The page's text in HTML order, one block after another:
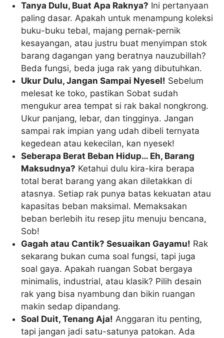
Tanya Dulu, Buat Apa Raknya? Ini pertanyaan
paling dasar. Apakah untuk menampung koleksi
buku-buku tebal, majang pernak-pernik
kesayangan, atau justru buat menyimpan stok
barang dagangan yang beratnya nauzubillah?
Beda fungsi, beda juga rak yang dibutuhkan.
Ukur Dulu, Jangan Sampai Nyesel! Sebelum
melesat ke toko, pastikan Sobat sudah
mengukur area tempat si rak bakal nongkrong.
Ukur panjang, lebar, dan tingginya. Jangan
sampai rak impian yang udah dibeli ternyata
kegedean atau kekecilan, kan nyesek!
Seberapa Berat Beban Hidup… Eh, Barang
Maksudnya? Ketahui dulu kira-kira berapa
total berat barang yang akan diletakkan di
atasnya. Setiap rak punya batas kekuatan atau
kapasitas beban maksimal. Memaksakan
beban berlebih itu resep jitu menuju bencana,
Sob!
Gagah atau Cantik? Sesuaikan Gayamu! Rak
sekarang bukan cuma soal fungsi, tapi juga
soal gaya. Apakah ruangan Sobat bergaya
minimalis, industrial, atau klasik? Pilih desain
rak yang bisa nyambung dan bikin ruangan
makin sedap dipandang.
Soal Duit, Tenang Aja! Anggaran itu penting,
tapi jangan jadi satu-satunya patokan. Ada